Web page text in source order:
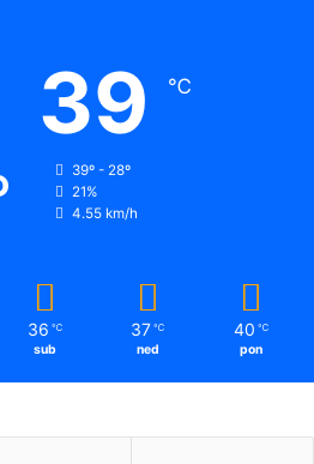
39 ℃
39º - 28º
21%
4.55 km/h
36 ℃
sub
37 ℃
ned
40 ℃
pon